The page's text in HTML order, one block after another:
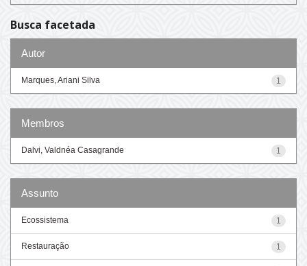
Busca facetada
Autor
1
Marques, Ariani Silva
Membros
1
Dalvi, Valdnéa Casagrande
Assunto
1
Ecossistema
1
Restauração